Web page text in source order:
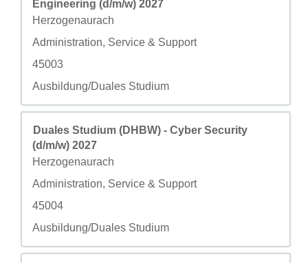
Engineering (d/m/w) 2027
Città
Herzogenaurach
Campo personalizzato 2
Administration, Service & Support
Campo personalizzato 3
45003
Campo personalizzato 4
Ausbildung/Duales Studium
Titolo
Duales Studium (DHBW) - Cyber Security
(d/m/w) 2027
Città
Herzogenaurach
Campo personalizzato 2
Administration, Service & Support
Campo personalizzato 3
45004
Campo personalizzato 4
Ausbildung/Duales Studium
Effettuare una selezione con la barra spaziatrice per